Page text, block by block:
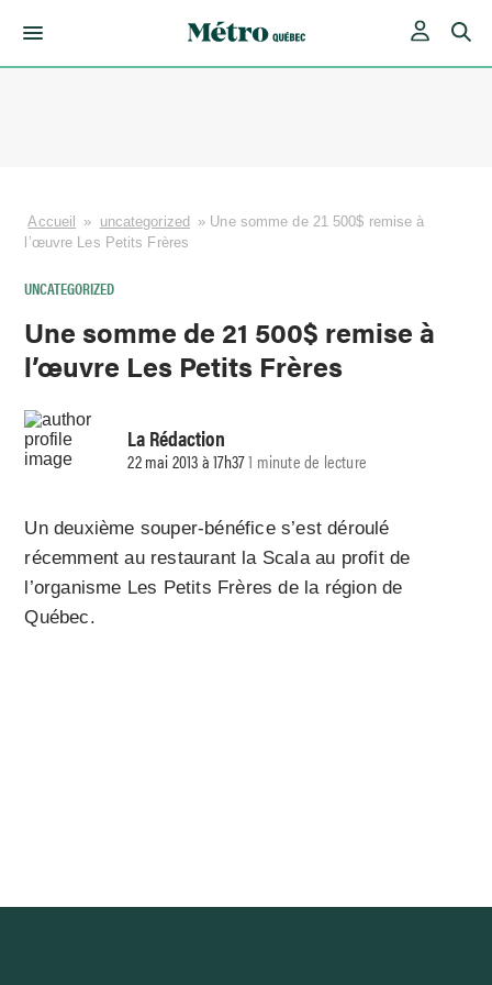
Accueil » uncategorized » Une somme de 21 500$ remise à
l’œuvre Les Petits Frères
UNCATEGORIZED
Une somme de 21 500$ remise à
l’œuvre Les Petits Frères
La Rédaction
22 mai 2013 à 17h371 minute de lecture
Un deuxième souper-bénéfice s’est déroulé
récemment au restaurant la Scala au profit de
l’organisme Les Petits Frères de la région de
Québec.